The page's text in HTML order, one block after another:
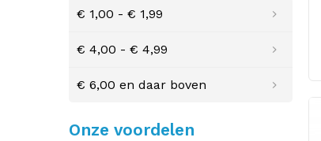
€ 1,00 - € 1,99
€ 4,00 - € 4,99
€ 6,00 en daar boven
Onze voordelen